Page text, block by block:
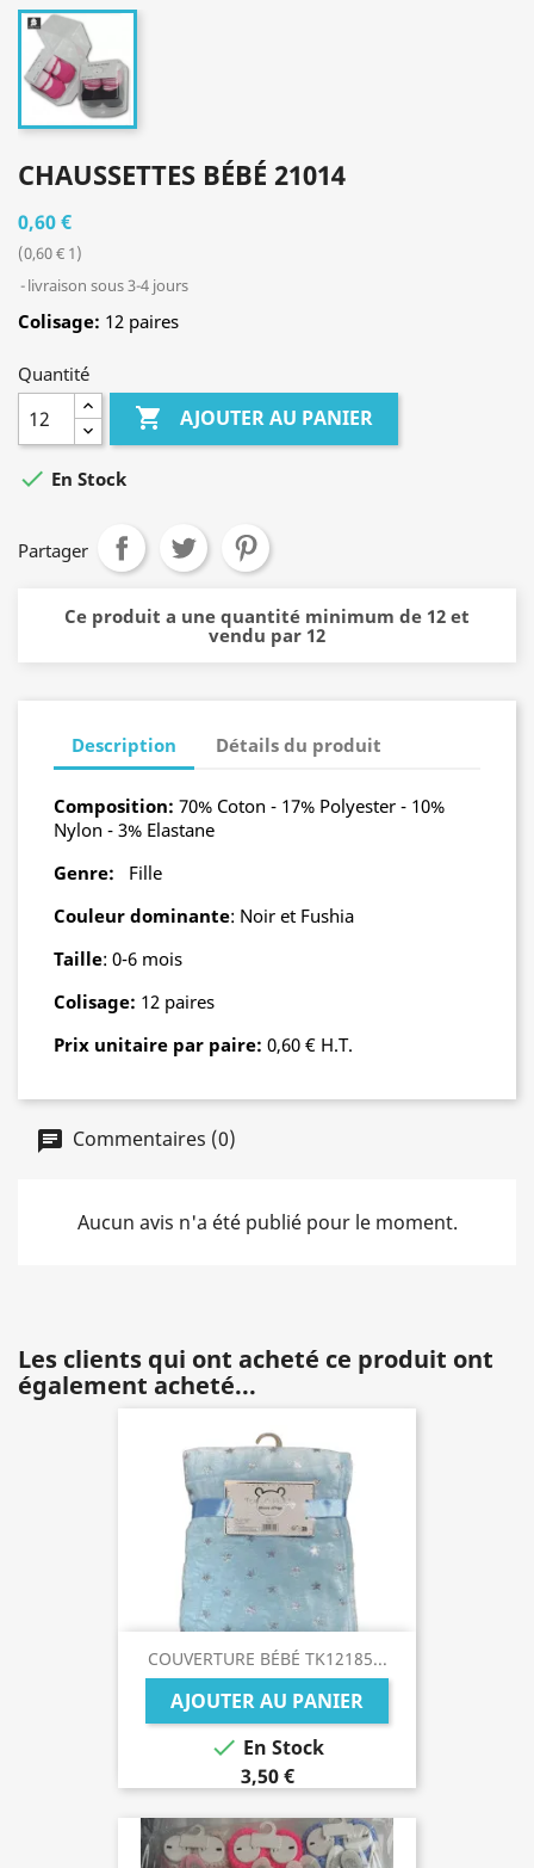
CHAUSSETTES BÉBÉ 21014
0,60 €
(0,60 € 1)
livraison sous 3-4 jours
Colisage: 12 paires
Quantité
 AJOUTER AU PANIER
 En Stock
Partager
Ce produit a une quantité minimum de 12 et
vendu par 12
Description Détails du produit
Composition: 70% Coton - 17% Polyester - 10%
Nylon - 3% Elastane
Genre:
Fille
Couleur dominante: Noir et Fushia
Taille: 0-6 mois
Colisage: 12 paires
Prix unitaire par paire: 0,60 € H.T.
Commentaires (0)
Aucun avis n'a été publié pour le moment.
Les clients qui ont acheté ce produit ont
également acheté...
COUVERTURE BÉBÉ TK12185...
AJOUTER AU PANIER
 En Stock
3,50 €